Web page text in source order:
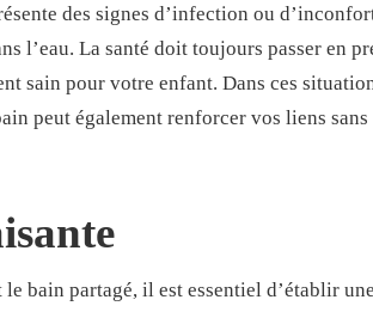
des signes d’infection ou
l’eau. La santé doit toujours passer en
sain pour votre enfant. Dans ces
peut également renforcer vos liens sans
bain partagé, il est essentiel d’établir une